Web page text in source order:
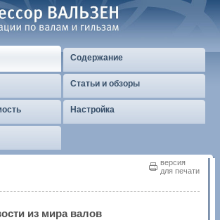
Содержание
Статьи и обзоры
Настройка
версия
для печати
из мира валов